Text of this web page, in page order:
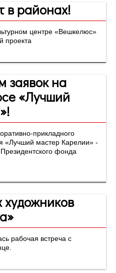
в районах!
центре «Вешкелюс»
проекта
заявок на
«Лучший
прикладного
«Лучший мастер Карелии» -
фонда
рабочая встреча с